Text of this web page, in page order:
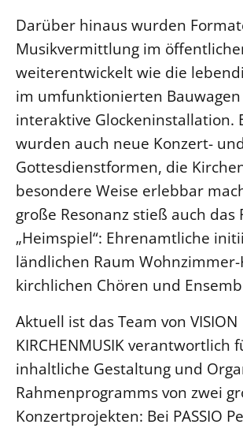
Darüber hinaus wurden
Musikvermittlung im
weiterentwickelt wie die
im umfunktionierten
interaktive Glockeninstallation.
wurden auch neue Konzert- und
Gottesdienstformen, die
besondere Weise erlebbar
große Resonanz stieß auch das
„Heimspiel“: Ehrenamtliche
ländlichen Raum
kirchlichen Chören und
Aktuell ist das Team von VISION
KIRCHENMUSIK verantwortlich
inhaltliche Gestaltung und
Rahmenprogramms von zwei
Konzertprojekten: Bei PASSIO